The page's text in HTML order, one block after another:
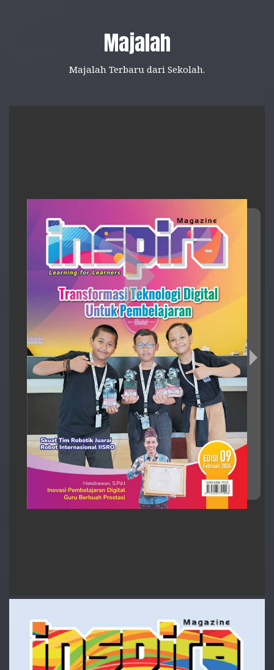
Majalah
Majalah Terbaru dari Sekolah.